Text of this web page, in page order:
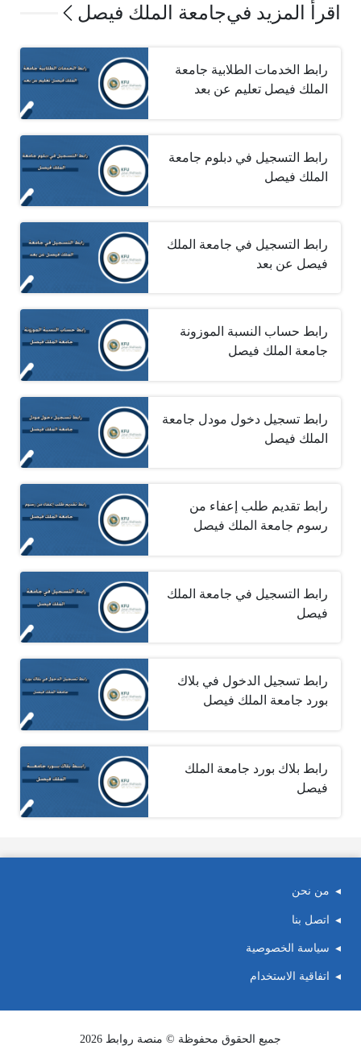
اقرأ المزيد فيجامعة الملك فيصل
رابط الخدمات الطلابية جامعة
الملك فيصل تعليم عن بعد
رابط التسجيل في دبلوم جامعة
الملك فيصل
رابط التسجيل في جامعة الملك
فيصل عن بعد
رابط حساب النسبة الموزونة
جامعة الملك فيصل
رابط تسجيل دخول مودل جامعة
الملك فيصل
رابط تقديم طلب إعفاء من
رسوم جامعة الملك فيصل
رابط التسجيل في جامعة الملك
فيصل
رابط تسجيل الدخول في بلاك
بورد جامعة الملك فيصل
رابط بلاك بورد جامعة الملك
فيصل
من نحن
اتصل بنا
سياسة الخصوصية
اتفاقية الاستخدام
جميع الحقوق محفوظة © منصة روابط 2026